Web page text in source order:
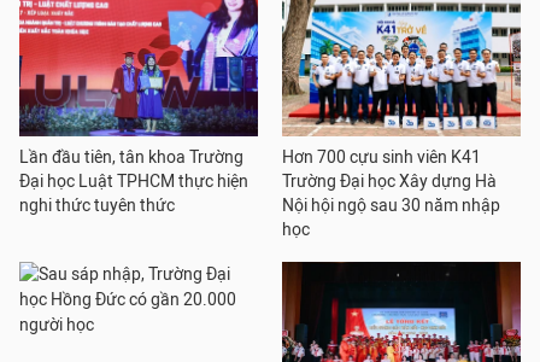
Lần đầu tiên, tân khoa Trường
Đại học Luật TPHCM thực hiện
nghi thức tuyên thức
Hơn 700 cựu sinh viên K41
Trường Đại học Xây dựng Hà
Nội hội ngộ sau 30 năm nhập
học